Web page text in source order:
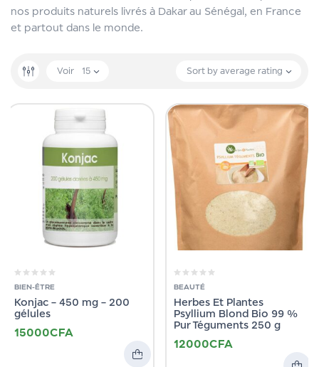
nos produits naturels livrés à Dakar au Sénégal, en France
et partout dans le monde.
Sort by average rating
Voir 15
BIEN-ÊTRE
Konjac – 450 mg – 200
gélules
15000CFA
BEAUTÉ
Herbes Et Plantes
Psyllium Blond Bio 99 %
Pur Téguments 250 g
12000CFA